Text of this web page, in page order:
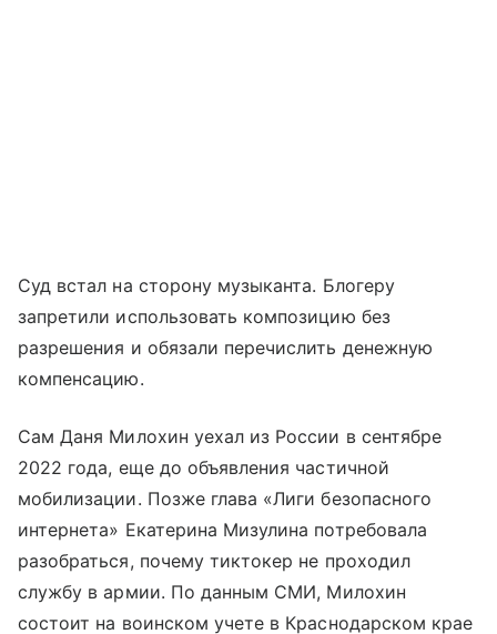
Суд встал на сторону музыканта. Блогеру
запретили использовать композицию без
разрешения и обязали перечислить денежную
компенсацию.
Сам Даня Милохин уехал из России в сентябре
2022 года, еще до объявления частичной
мобилизации. Позже глава «Лиги безопасного
интернета» Екатерина Мизулина потребовала
разобраться, почему тиктокер не проходил
службу в армии. По данным СМИ, Милохин
состоит на воинском учете в Краснодарском крае